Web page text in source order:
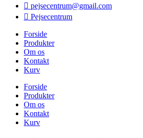
pejsecentrum@gmail.com
Pejsecentrum
Forside
Produkter
Om os
Kontakt
Kurv
Forside
Produkter
Om os
Kontakt
Kurv